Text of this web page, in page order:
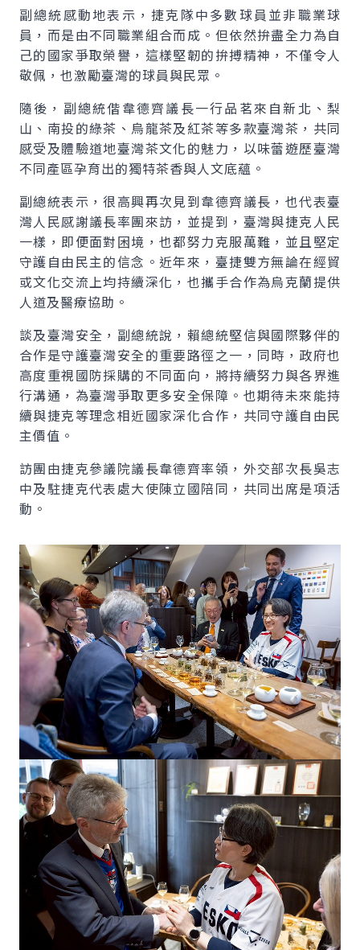
副總統感動地表示，捷克隊中多數球員並非職業球
員，而是由不同職業組合而成。但依然拚盡全力為自
己的國家爭取榮譽，這樣堅韌的拚搏精神，不僅令人
敬佩，也激勵臺灣的球員與民眾。
隨後，副總統偕韋德齊議長一行品茗來自新北、梨
山、南投的綠茶、烏龍茶及紅茶等多款臺灣茶，共同
感受及體驗道地臺灣茶文化的魅力，以味蕾遊歷臺灣
不同產區孕育出的獨特茶香與人文底蘊。
副總統表示，很高興再次見到韋德齊議長，也代表臺
灣人民感謝議長率團來訪，並提到，臺灣與捷克人民
一樣，即便面對困境，也都努力克服萬難，並且堅定
守護自由民主的信念。近年來，臺捷雙方無論在經貿
或文化交流上均持續深化，也攜手合作為烏克蘭提供
人道及醫療協助。
談及臺灣安全，副總統說，賴總統堅信與國際夥伴的
合作是守護臺灣安全的重要路徑之一，同時，政府也
高度重視國防採購的不同面向，將持續努力與各界進
行溝通，為臺灣爭取更多安全保障。也期待未來能持
續與捷克等理念相近國家深化合作，共同守護自由民
主價值。
訪團由捷克參議院議長韋德齊率領，外交部次長吳志
中及駐捷克代表處大使陳立國陪同，共同出席是項活
動。